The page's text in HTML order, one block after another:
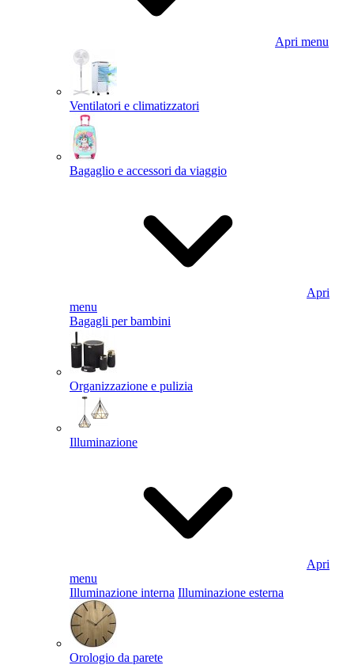
Apri menu
Ventilatori e climatizzatori
Bagaglio e accessori da viaggio
Apri
menu
Bagagli per bambini
Organizzazione e pulizia
Illuminazione
Apri
menu
Illuminazione interna Illuminazione esterna
Orologio da parete